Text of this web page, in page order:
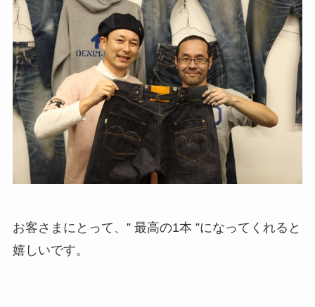
お客さまにとって、” 最高の1本 ”になってくれると
嬉しいです。